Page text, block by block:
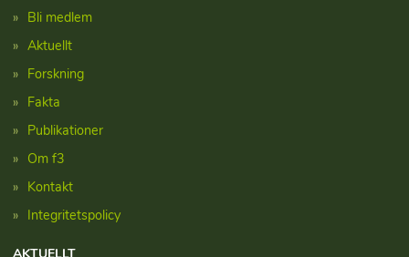
Bli medlem
Aktuellt
Forskning
Fakta
Publikationer
Om f3
Kontakt
Integritetspolicy